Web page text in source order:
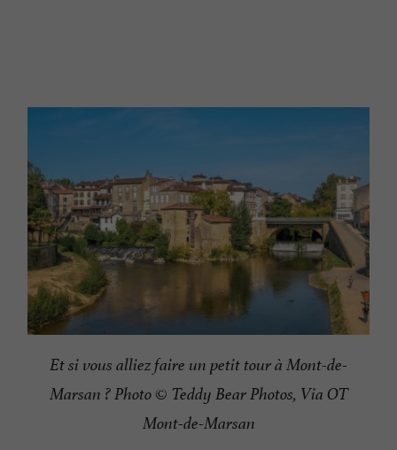
Et si vous alliez faire un petit tour à Mont-de-
Marsan ? Photo © Teddy Bear Photos, Via OT
Mont-de-Marsan